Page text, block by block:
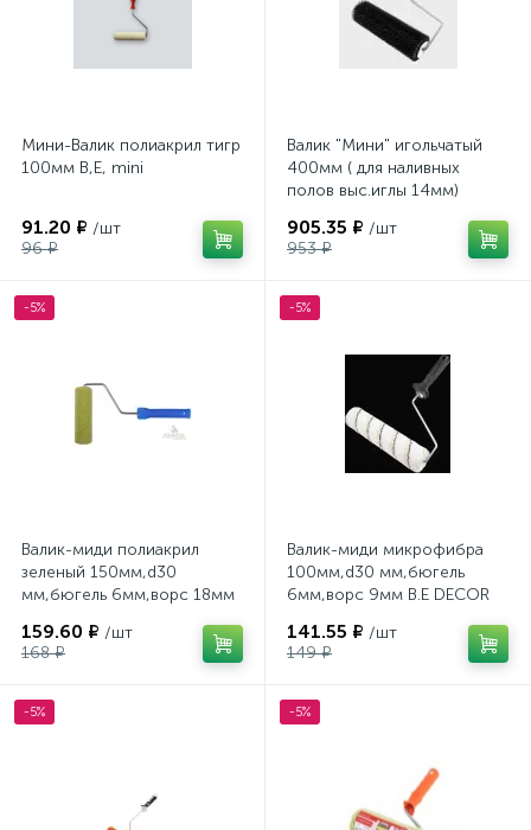
Мини-Валик полиакрил тигр
100мм В,Е, mini
91.20 ₽ /шт
96 ₽
Валик "Мини" игольчатый
400мм ( для наливных
полов выс.иглы 14мм)
905.35 ₽ /шт
953 ₽
-5%
Валик-миди полиакрил
зеленый 150мм,d30
мм,бюгель 6мм,ворс 18мм
159.60 ₽ /шт
168 ₽
-5%
Валик-миди микрофибра
100мм,d30 мм,бюгель
6мм,ворс 9мм B.E DECOR
141.55 ₽ /шт
149 ₽
-5% -5%